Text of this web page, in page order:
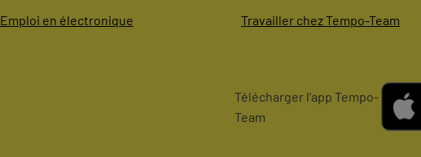
Emploi en électronique
Travailler chez Tempo-Team
Télécharger l'app Tempo-
Team